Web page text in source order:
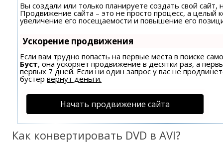
Вы создали или только планируете создать свой сайт,
Продвижение сайта – это не просто процесс, а целый
увеличение его посещаемости и повышение его
Ускорение продвижения
Если вам трудно попасть на первые места в поиске
Буст, она ускоряет продвижение в десятки раз, а
первых 7 дней. Если ни один запрос у вас не
бустер вернут деньги.
Начать продвижение сайта
Как конвертировать DVD в AVI?